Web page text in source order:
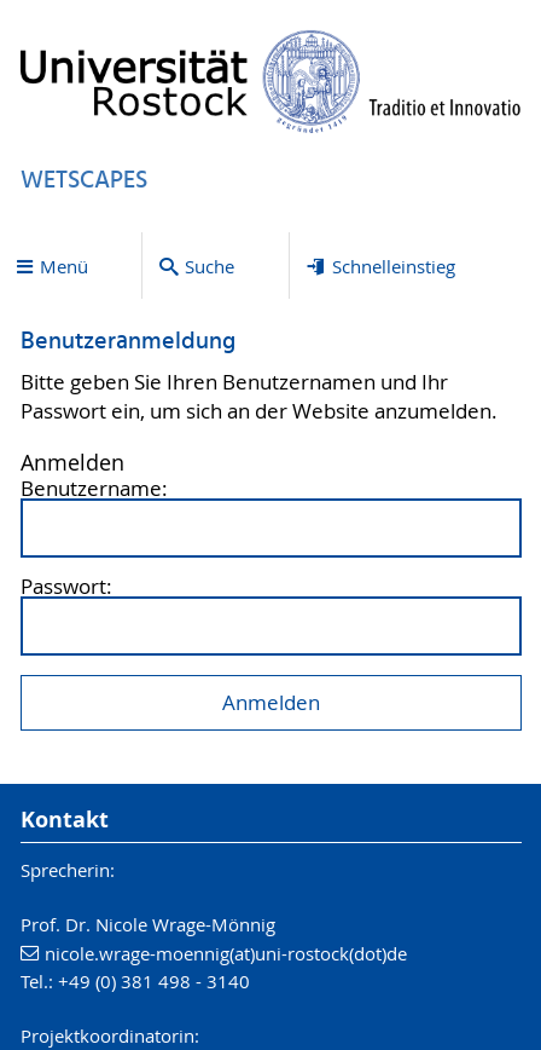
WETSCAPES
Menü Suche Schnelleinstieg
Benutzeranmeldung
Bitte geben Sie Ihren Benutzernamen und Ihr
Passwort ein, um sich an der Website anzumelden.
Anmelden
Benutzername:
Passwort:
Kontakt
Sprecherin:
Prof. Dr. Nicole Wrage-Mönnig
nicole.wrage-moennig(at)uni-rostock(dot)de
Tel.: +49 (0) 381 498 - 3140
Projektkoordinatorin: